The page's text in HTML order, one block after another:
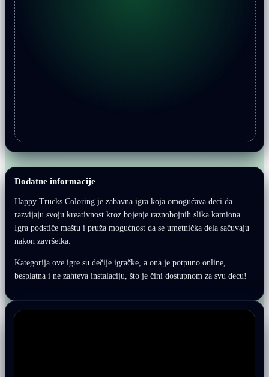
Dodatne informacije
Happy Trucks Coloring je zabavna igra koja omogućava deci da
razvijaju svoju kreativnost kroz bojenje raznobojnih slika kamiona.
Igra podstiče maštu i pruža mogućnost da se umetnička dela sačuvaju
nakon završetka.
Kategorija ove igre su dečije igračke, a ona je potpuno online,
besplatna i ne zahteva instalaciju, što je čini dostupnom za svu decu!